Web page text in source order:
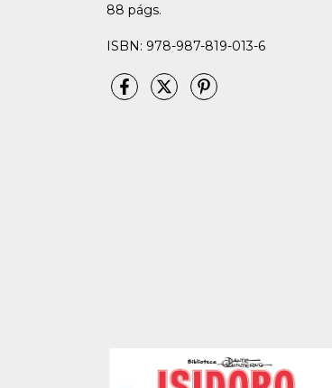
88 págs.
ISBN: 978-987-819-013-6